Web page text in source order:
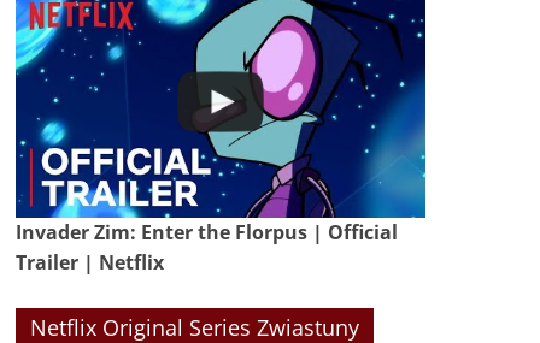
Invader Zim: Enter the Florpus | Official
Trailer | Netflix
Netflix Original Series Zwiastuny